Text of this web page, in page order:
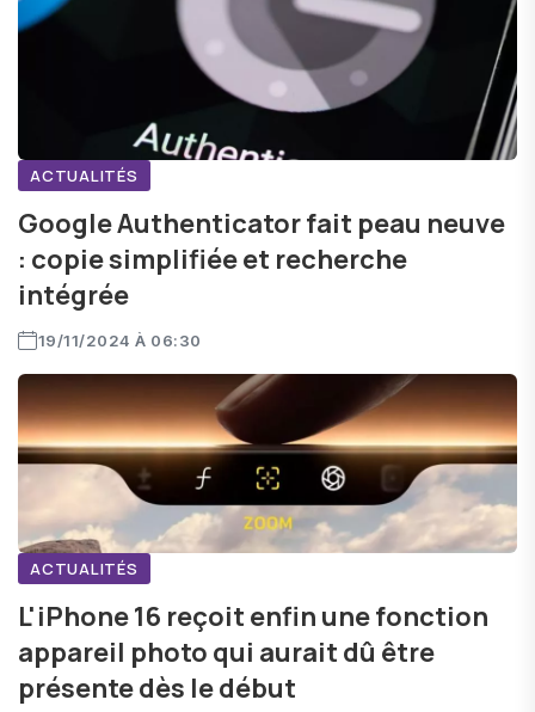
ACTUALITÉS
Google Authenticator fait peau neuve
: copie simplifiée et recherche
intégrée
19/11/2024 À 06:30
ACTUALITÉS
L'iPhone 16 reçoit enfin une fonction
appareil photo qui aurait dû être
présente dès le début